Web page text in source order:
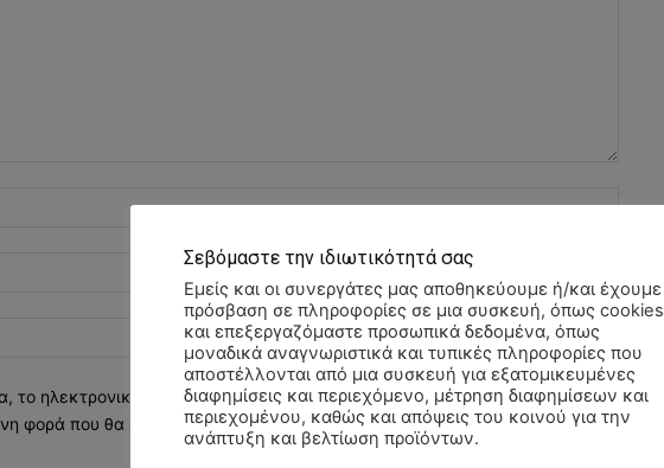
το ηλεκτρονικό ταχυδρομείο και τον ιστότοπό μου σε αυτό το πρόγραμμα
φορά που θα σχολιάσω.
Σεβόμαστε την ιδιωτικότητά σας
Εμείς και οι συνεργάτες μας αποθηκεύουμε ή/και έχουμε
πρόσβαση σε πληροφορίες σε μια συσκευή, όπως cookies
και επεξεργαζόμαστε προσωπικά δεδομένα, όπως
μοναδικά αναγνωριστικά και τυπικές πληροφορίες που
αποστέλλονται από μια συσκευή για εξατομικευμένες
διαφημίσεις και περιεχόμενο, μέτρηση διαφημίσεων και
περιεχομένου, καθώς και απόψεις του κοινού για την
ανάπτυξη και βελτίωση προϊόντων.